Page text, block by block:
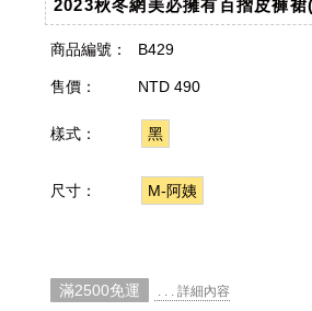
2023秋冬網美必擁有百摺皮褲
商品編號： B429
售價： NTD 490
樣式： 黑
尺寸： M-阿姨
滿2500免運 . . . 詳細內容